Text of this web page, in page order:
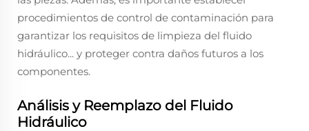
procedimientos de control de contaminación para
garantizar los requisitos de limpieza del fluido
hidráulico... y proteger contra daños futuros a los
componentes.
Análisis y Reemplazo del Fluido
Hidráulico